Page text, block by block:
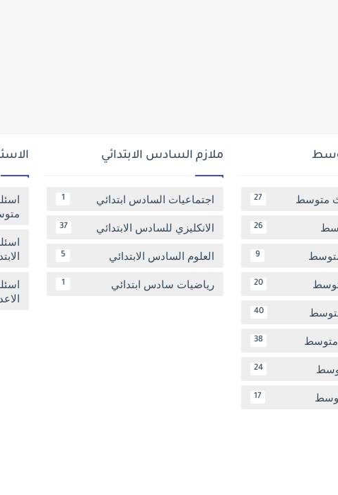
متوسط 27
26
متوسط 9
20
40
متوسط 38
24
17
ملازم السادس الابتدائي
اجتماعيات السادس ابتدائي 1
الانكليزي للسادس الابتدائي 37
العلوم السادس الابتدائي 5
رياضيات سادس ابتدائي 1